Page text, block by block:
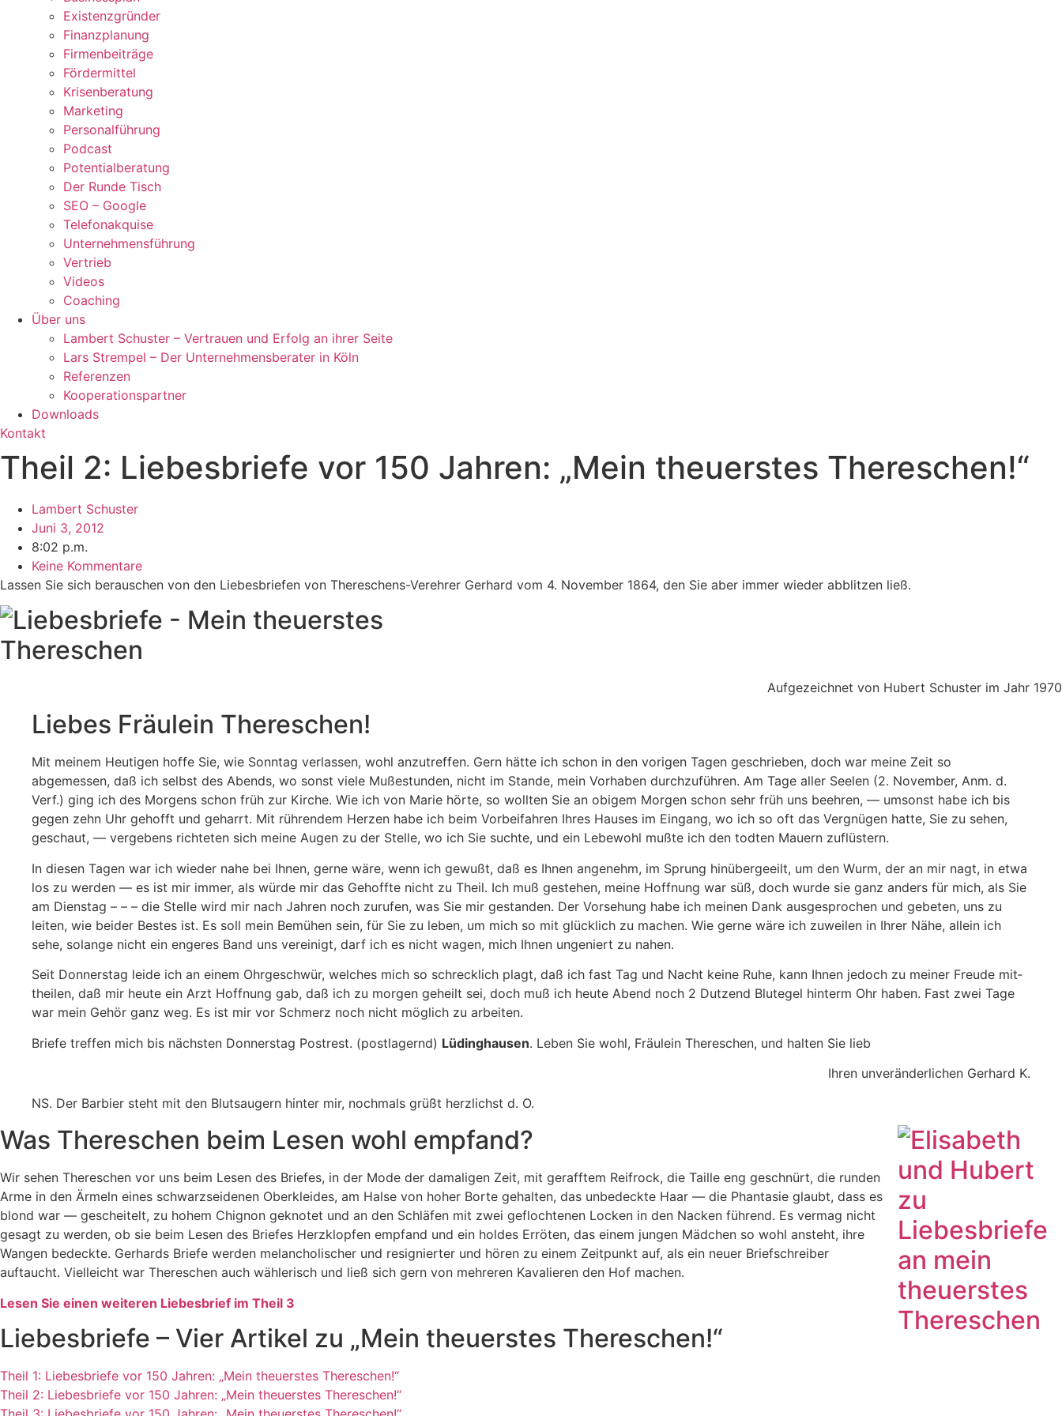
Existenzgründer
Finanzplanung
Firmenbeiträge
Fördermittel
Krisenberatung
Marketing
Personalführung
Podcast
Potentialberatung
Der Runde Tisch
SEO – Google
Telefonakquise
Unternehmensführung
Vertrieb
Videos
Coaching
Über uns
Lambert Schuster – Vertrauen und Erfolg an ihrer Seite
Lars Strempel – Der Unternehmensberater in Köln
Referenzen
Kooperationspartner
Downloads
Kontakt
Theil 2: Liebesbriefe vor 150 Jahren: „Mein theuerstes Thereschen!“
Lambert Schuster
Juni 3, 2012
8:02 p.m.
Keine Kommentare
Lassen Sie sich berauschen von den Liebesbriefen von Thereschens-Verehrer Gerhard vom 4. November 1864, den Sie aber immer wieder abblitzen ließ.
Aufgezeichnet von Hubert Schuster im Jahr 1970
Liebes Fräulein Thereschen!
Mit meinem Heutigen hoffe Sie, wie Sonntag verlassen, wohl anzutreffen. Gern hätte ich schon in den vorigen Tagen geschrieben, doch war meine Zeit so
abgemessen, daß ich selbst des Abends, wo sonst viele Mußestunden, nicht im Stande, mein Vorhaben durchzuführen. Am Tage aller Seelen (2. November, Anm. d.
Verf.) ging ich des Morgens schon früh zur Kirche. Wie ich von Marie hörte, so wollten Sie an obigem Morgen schon sehr früh uns beehren, — umsonst habe ich bis
gegen zehn Uhr gehofft und geharrt. Mit rührendem Herzen habe ich beim Vorbeifahren Ihres Hauses im Eingang, wo ich so oft das Vergnügen hatte, Sie zu sehen,
geschaut, — vergebens richteten sich meine Augen zu der Stelle, wo ich Sie suchte, und ein Lebewohl mußte ich den todten Mauern zuflüstern.
In diesen Tagen war ich wieder nahe bei Ihnen, gerne wäre, wenn ich gewußt, daß es Ihnen angenehm, im Sprung hinübergeeilt, um den Wurm, der an mir nagt, in etwa
los zu werden — es ist mir immer, als würde mir das Gehoffte nicht zu Theil. Ich muß gestehen, meine Hoffnung war süß, doch wurde sie ganz anders für mich, als Sie
am Dienstag – – – die Stelle wird mir nach Jah­ren noch zurufen, was Sie mir gestanden. Der Vorsehung habe ich meinen Dank ausgesprochen und gebeten, uns zu
leiten, wie beider Bestes ist. Es soll mein Bemühen sein, für Sie zu leben, um mich so mit glücklich zu machen. Wie gerne wäre ich zuweilen in Ihrer Nähe, allein ich
sehe, solange nicht ein engeres Band uns vereinigt, darf ich es nicht wagen, mich Ihnen ungeniert zu nahen.
Seit Donnerstag leide ich an einem Ohrgeschwür, wel­ches mich so schrecklich plagt, daß ich fast Tag und Nacht keine Ruhe, kann Ihnen jedoch zu meiner Freude mit­
theilen, daß mir heute ein Arzt Hoffnung gab, daß ich zu morgen geheilt sei, doch muß ich heute Abend noch 2 Dutzend Blutegel hinterm Ohr haben. Fast zwei Tage
war mein Gehör ganz weg. Es ist mir vor Schmerz noch nicht möglich zu arbeiten.
Briefe treffen mich bis nächsten Donnerstag Postrest. (postlagernd) Lüdinghausen. Leben Sie wohl, Fräulein Thereschen, und halten Sie lieb
Ihren unveränderlichen Gerhard K.
NS. Der Barbier steht mit den Blutsaugern hinter mir, nochmals grüßt herzlichst d. O.
Was Thereschen beim Lesen wohl empfand?
Wir sehen Thereschen vor uns beim Lesen des Briefes, in der Mode der damaligen Zeit, mit gerafftem Reifrock, die Taille eng geschnürt, die runden
Arme in den Ärmeln eines schwarzseidenen Oberkleides, am Halse von hoher Borte gehalten, das unbedeckte Haar — die Phantasie glaubt, dass es
blond war — gescheitelt, zu hohem Chignon geknotet und an den Schläfen mit zwei geflochtenen Locken in den Nacken führend. Es vermag nicht
gesagt zu werden, ob sie beim Le­sen des Briefes Herzklopfen empfand und ein holdes Erröten, das einem jungen Mädchen so wohl ansteht, ihre
Wangen bedeckte. Gerhards Briefe werden melancholischer und re­signierter und hören zu einem Zeitpunkt auf, als ein neuer Briefschreiber
auftaucht. Vielleicht war Thereschen auch wählerisch und ließ sich gern von mehreren Kavalieren den Hof machen.
Lesen Sie einen weiteren Liebesbrief im Theil 3
Liebesbriefe – Vier Artikel zu „Mein theuerstes Thereschen!“
Theil 1: Liebesbriefe vor 150 Jahren: „Mein theuerstes Thereschen!“
Theil 2: Liebesbriefe vor 150 Jahren: „Mein theuerstes Thereschen!“